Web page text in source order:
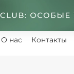
О нас Контакты